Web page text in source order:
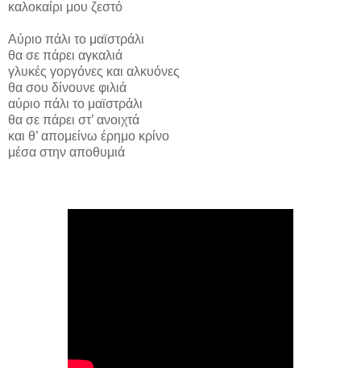
καλοκαίρι μου ζεστό
Αύριο πάλι το μαϊστράλι
θα σε πάρει αγκαλιά
γλυκές γοργόνες και αλκυόνες
θα σου δίνουνε φιλιά
αύριο πάλι το μαϊστράλι
θα σε πάρει στ’ ανοιχτά
και θ’ απομείνω έρημο κρίνο
μέσα στην αποθυμιά